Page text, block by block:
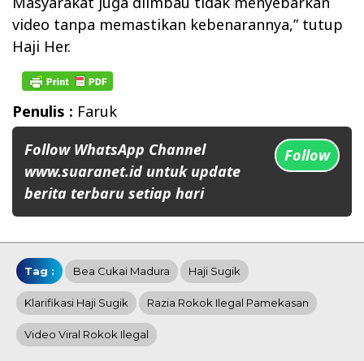
video tanpa memastikan kebenarannya,” tutup
Haji Her.
Penulis : Faruk
Follow WhatsApp Channel
www.suaranet.id untuk update
berita terbaru setiap hari
Follow
Tag : Bea Cukai Madura Haji Sugik
Klarifikasi Haji Sugik Razia Rokok Ilegal Pamekasan
Video Viral Rokok Ilegal